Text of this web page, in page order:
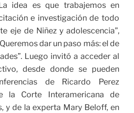
a idea es que trabajemos en
e investigación de todo
eje de Niñez y adolescencia”,
dar un paso más: el de
Luego invitó a acceder al
desde donde se pueden
de Ricardo Perez
la Corte Interamericana de
y de la experta Mary Beloff, en